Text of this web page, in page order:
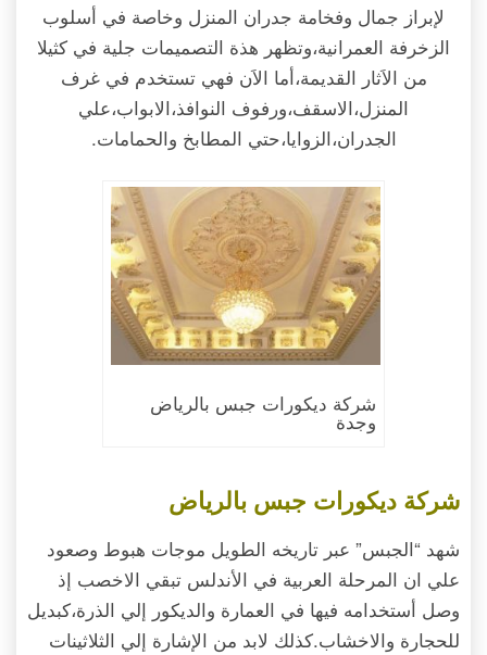
لإبراز جمال وفخامة جدران المنزل وخاصة في أسلوب
الزخرفة العمرانية،وتظهر هذة التصميمات جلية في كثيلا
من الاَثار القديمة،أما الاَن فهي تستخدم في غرف
المنزل،الاسقف،ورفوف النوافذ،الابواب،علي
الجدران،الزوايا،حتي المطابخ والحمامات.
شركة ديكورات جبس بالرياض
وجدة
شركة ديكورات جبس بالرياض
شهد “الجبس” عبر تاريخه الطويل موجات هبوط وصعود
علي ان المرحلة العربية في الأندلس تبقي الاخصب إذ
وصل أستخدامه فيها في العمارة والديكور إلي الذرة،كبديل
للحجارة والاخشاب.كذلك لابد من الإشارة إلي الثلاثينات